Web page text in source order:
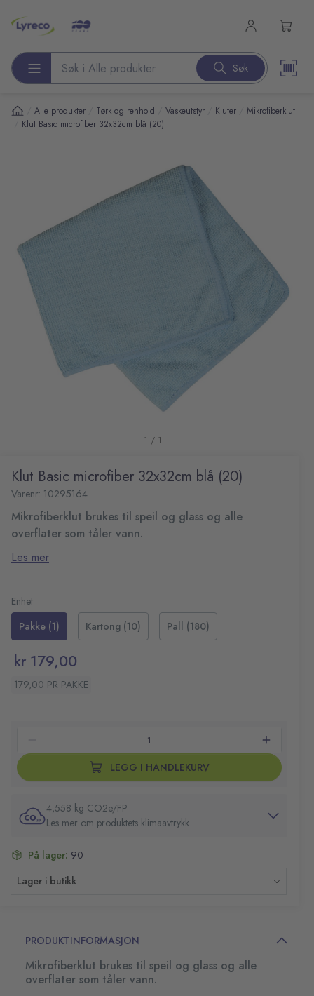
Søk etter produkter Søk
Alle produkter Tørk og renhold Vaskeutstyr Kluter Mikrofiberklut
Klut Basic microfiber 32x32cm blå (20)
1 / 1
Klut Basic microfiber 32x32cm blå (20)
Varenr: 10295164
Mikrofiberklut brukes til speil og glass og alle
overflater som tåler vann.
Fremstilt av 80 % polyester og 20 % polyamid.
Mål (LxB): 32x32 cm
Les mer
Enhet
Pakke (1)
Kartong (10) Pall (180)
kr 179,00
179,00 PR PAKKE
LEGG I HANDLEKURV
4,558 kg CO2e/FP
Les mer om produktets klimaavtrykk
På lager: 90
Lager i butikk
PRODUKTINFORMASJON
Mikrofiberklut brukes til speil og glass og alle
overflater som tåler vann.